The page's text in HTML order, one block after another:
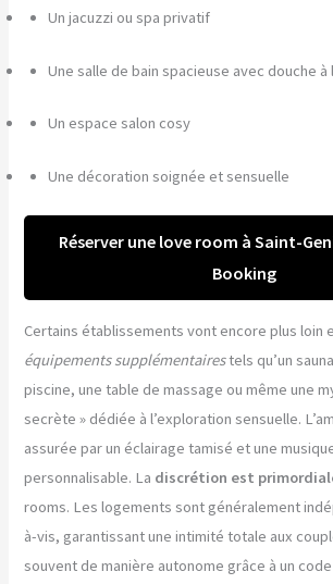
Un jacuzzi ou spa privatif
Une salle de bain spacieuse avec douche à
Un espace salon cosy
Une décoration soignée et sensuelle
Réserver une love room à Saint-
Booking
Certains établissements vont encore plus loin
équipements supplémentairestels qu’un
piscine, une table de massage ou même une
secrète » dédiée à l’exploration sensuelle.
assurée par un éclairage tamisé et une
personnalisable. La discrétion est
rooms. Les logements sont généralement
à-vis, garantissant une intimité totale aux
souvent de manière autonome grâce à un